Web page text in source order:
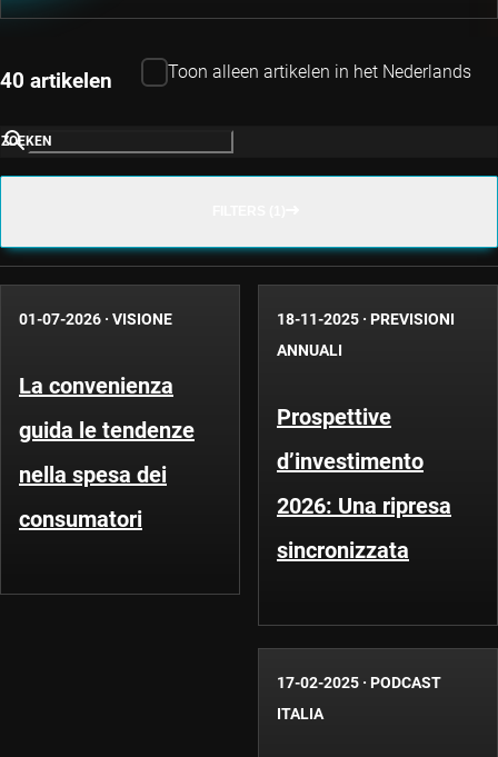
40 artikelen Toon alleen artikelen in het Nederlands
ZOEKEN
01-07-2026 · VISIONE
La convenienza
guida le tendenze
nella spesa dei
consumatori
18-11-2025 · PREVISIONI
ANNUALI
Prospettive
d’investimento
2026: Una ripresa
sincronizzata
17-02-2025 · PODCAST
ITALIA